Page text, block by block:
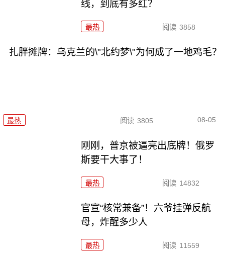
线，到底有多红？
最热 阅读 3858
扎胖摊牌：乌克兰的\"北约梦\"为何成了一地鸡毛？
最热 阅读 3805 08-05
刚刚，普京被逼亮出底牌！俄罗
斯要干大事了！
最热 阅读 14832
官宣“核常兼备”！六爷挂弹反航
母，炸醒多少人
最热 阅读 11559